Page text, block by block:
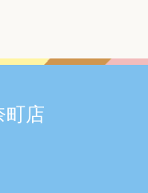
町店